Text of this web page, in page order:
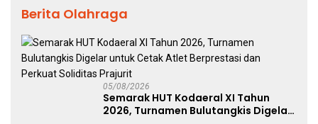
Berita Olahraga
05/08/2026
Semarak HUT Kodaeral XI Tahun
2026, Turnamen Bulutangkis Digelar